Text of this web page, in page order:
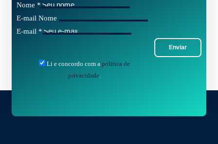
Nome *
E-mail Nome
E-mail *
Enviar
Li e concordo com a política de
privacidade.